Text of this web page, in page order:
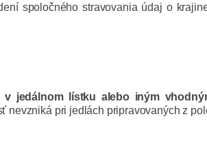
spoločného stravovania údaj o
v jedálnom lístku alebo iným
nevzniká pri jedlách pripravovaných z